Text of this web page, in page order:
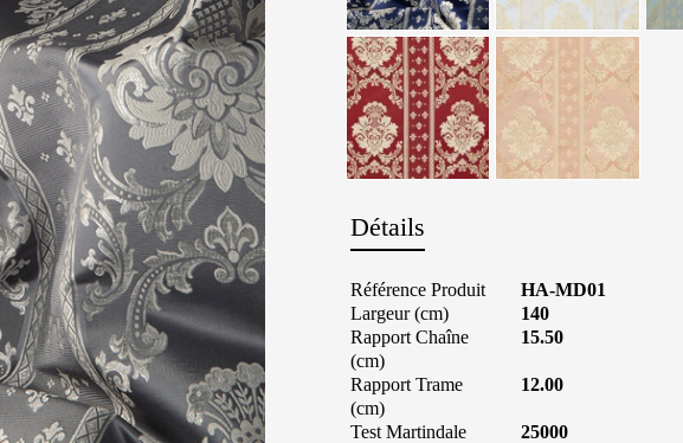
Détails
Référence Produit
HA-MD01
Largeur (cm)
140
Rapport Chaîne
(cm)
15.50
Rapport Trame
(cm)
12.00
Test Martindale
25000